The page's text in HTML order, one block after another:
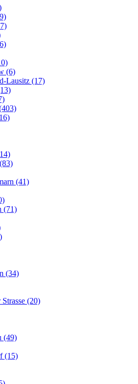
(6)
Lausitz (17)
(41)
(71)
(34)
Strasse (20)
(49)
(15)